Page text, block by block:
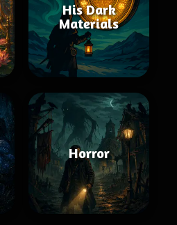
His Dark
Materials
Horror